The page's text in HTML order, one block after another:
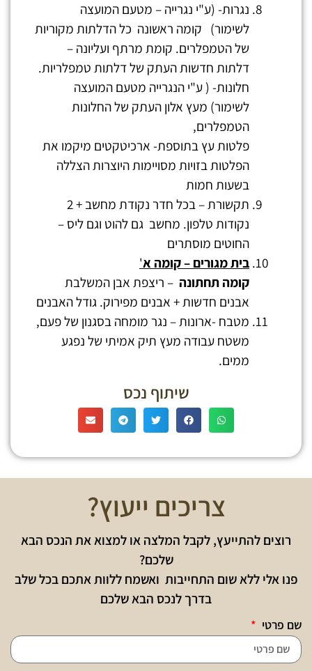
נגרות- (ע"י נגרייה – מטעם המועצה
לשימור) קומה ראשונה כל הדלתות מקוריות
של הטמפלרים. קומת מרתף ועליונה –
דלתות חדשות העתק של דלתות טמפלריות.
חלונות- ( ע"י הנגרייה מטעם המועצה
לשימור) מעץ אלון העתק של החלונות
הטמפלרים,
פלטות עץ בתוספת- ארכיטקטים מיקמו את
הפלטות בזויות מסויימות היוצרות הצללה
בשעות חמות
תקשורת – בכל חדר נקודת מחשב + 2
נקודות טלפון. מחשב גם להוט וגם ליס –
החוטים מוסתרים
בית מגורים – קומה א'
קומה תחתונה – ריצפת אבן המשלבת
אבנים חדשות + אבנים מפירוק. גודל האבנים
מטבח -ארונות – נגר מומחה בסגנון של פעם,
משטח עבודה מעץ תיק אמיתי של נפגע
ממים.
שיתוף נכס
צריכים ייעוץ?
רוצים להתייעץ, לקבל המלצה או למצוא את הנכס הבא
שלכם?
פנו אלי ללא שום התחייבות ואשמח ללוות אתכם בכל שלב
בדרך לנכס הבא שלכם
שם פרטי